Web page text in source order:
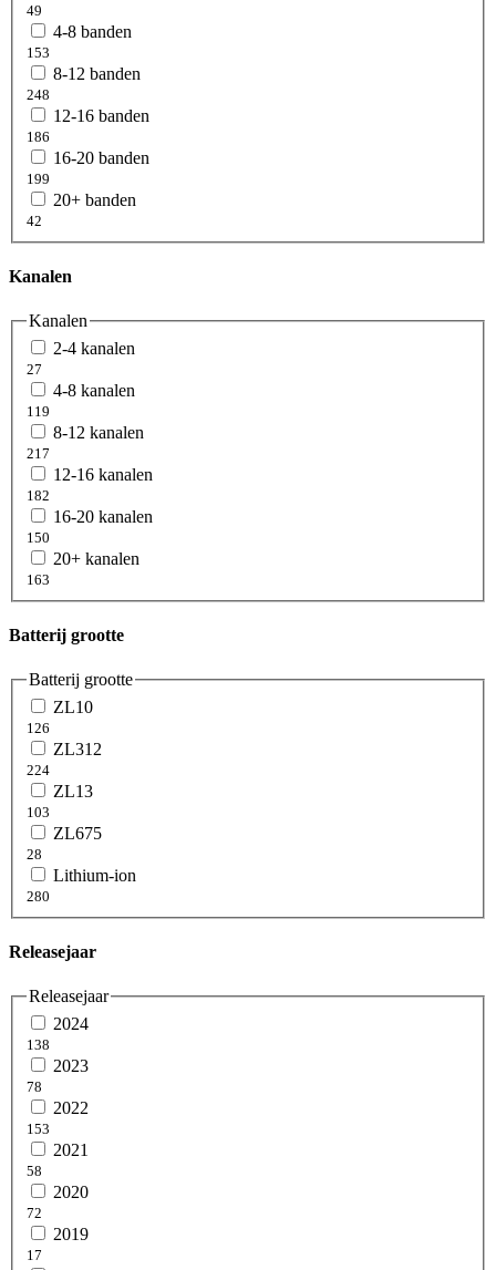
49
4-8 banden
153
8-12 banden
248
12-16 banden
186
16-20 banden
199
20+ banden
42
Kanalen
Kanalen
2-4 kanalen
27
4-8 kanalen
119
8-12 kanalen
217
12-16 kanalen
182
16-20 kanalen
150
20+ kanalen
163
Batterij grootte
Batterij grootte
ZL10
126
ZL312
224
ZL13
103
ZL675
28
Lithium-ion
280
Releasejaar
Releasejaar
2024
138
2023
78
2022
153
2021
58
2020
72
2019
17